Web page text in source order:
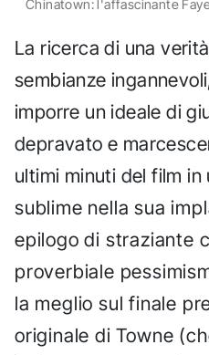
Chinatown: l'affascinante
La ricerca di una
sembianze
imporre un ideale di
depravato e
ultimi minuti del film in
sublime nella sua
epilogo di straziante
proverbiale
la meglio sul finale
originale di Towne